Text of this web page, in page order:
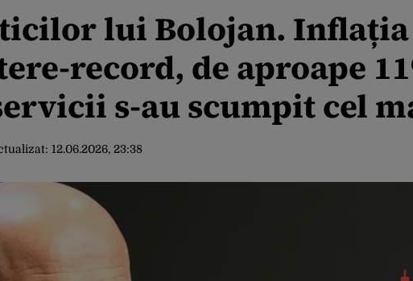
lui Bolojan.
record, de aproape
s-au scumpit cel
12.06.2026, 23:38